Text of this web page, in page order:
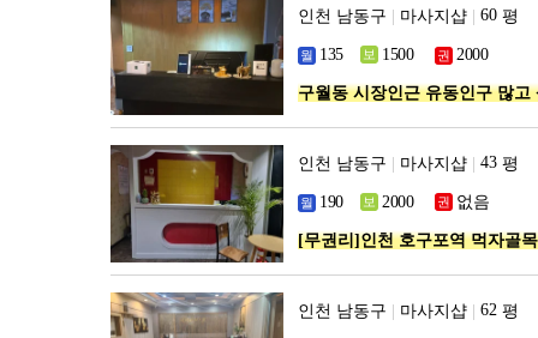
인천 남동구 마사지샵 평
구월동 시장인근 유동인구 많고
인천 남동구 마사지샵 평
없음
[무권리]인천 호구포역 먹자골
인천 남동구 마사지샵 평